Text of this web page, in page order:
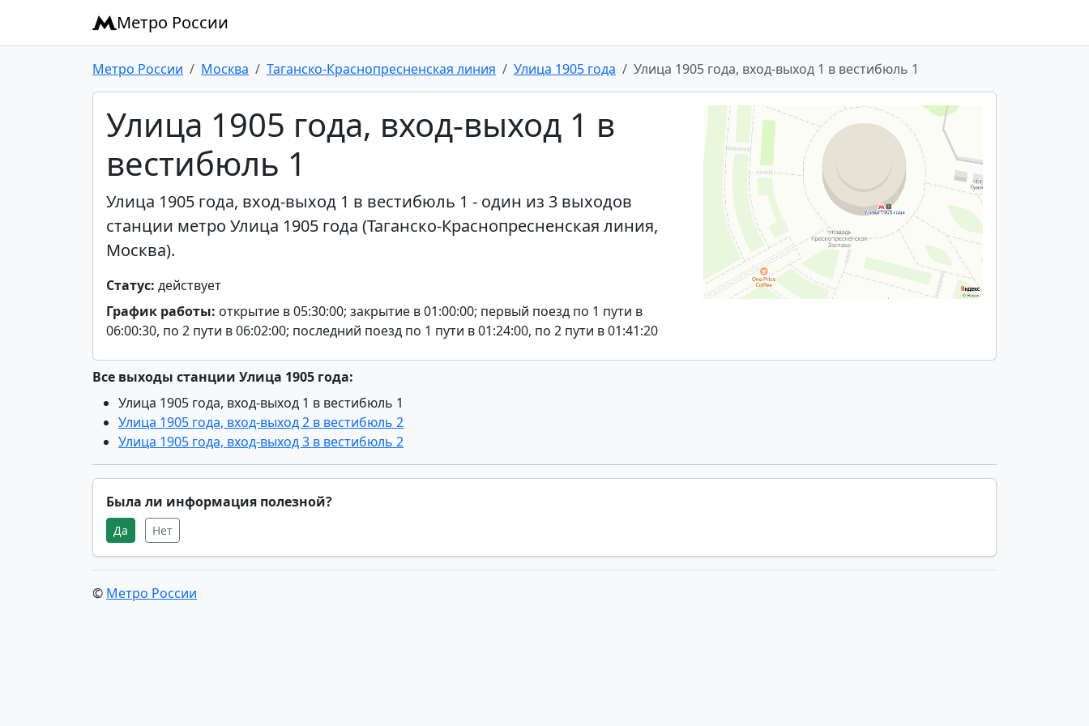
Метро России
Метро России Москва Таганско-Краснопресненская линия Улица 1905 года Улица 1905 года, вход-выход 1 в вестибюль 1
Улица 1905 года, вход-выход 1 в
вестибюль 1
Улица 1905 года, вход-выход 1 в вестибюль 1 - один из 3 выходов
станции метро Улица 1905 года (Таганско-Краснопресненская линия,
Москва).
Статус: действует
График работы: открытие в 05:30:00; закрытие в 01:00:00; первый поезд по 1 пути в
06:00:30, по 2 пути в 06:02:00; последний поезд по 1 пути в 01:24:00, по 2 пути в 01:41:20
Все выходы станции Улица 1905 года:
Улица 1905 года, вход-выход 1 в вестибюль 1
Улица 1905 года, вход-выход 2 в вестибюль 2
Улица 1905 года, вход-выход 3 в вестибюль 2
Была ли информация полезной?
Да Нет
© Метро России